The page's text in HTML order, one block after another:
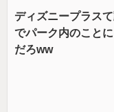
ディズニープラス
でパーク内のこと
だろww